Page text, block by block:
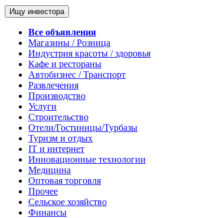
Ищу инвестора
Все объявления
Магазины / Розница
Индустрия красоты / здоровья
Кафе и рестораны
Автобизнес / Транспорт
Развлечения
Производство
Услуги
Строительство
Отели/Гостиницы/Турбазы
Туризм и отдых
IT и интернет
Инновационные технологии
Медицина
Оптовая торговля
Прочее
Сельское хозяйство
Финансы